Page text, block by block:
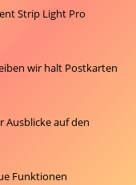
Strip Light Pro
wir halt Postkarten
Ausblicke auf den
Funktionen